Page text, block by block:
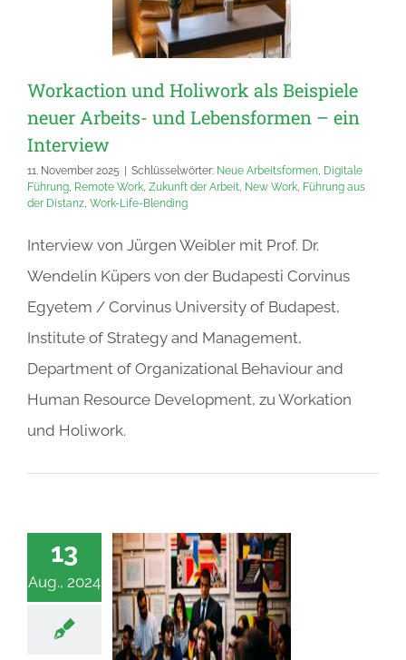
Workaction und Holiwork als Beispiele
neuer Arbeits- und Lebensformen – ein
Interview
11. November 2025 Schlüsselwörter: Neue Arbeitsformen, Digitale
Führung, Remote Work, Zukunft der Arbeit, New Work, Führung aus
der Distanz, Work-Life-Blending
Interview von Jürgen Weibler mit Prof. Dr.
Wendelin Küpers von der Budapesti Corvinus
Egyetem / Corvinus University of Budapest,
Institute of Strategy and Management,
Department of Organizational Behaviour and
Human Resource Development, zu Workation
und Holiwork.
13
Aug., 2024